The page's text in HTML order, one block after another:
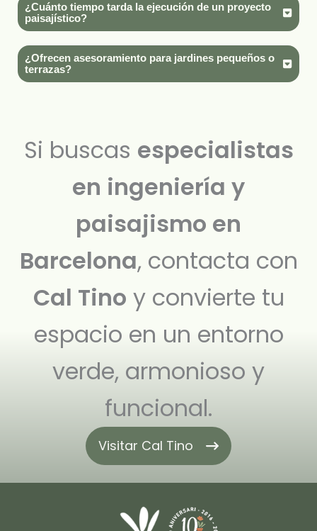
¿Cuánto tiempo tarda la ejecución de un proyecto
paisajístico?
¿Ofrecen asesoramiento para jardines pequeños o
terrazas?
Si buscas especialistas
en ingeniería y
paisajismo en
Barcelona, contacta con
Cal Tino y convierte tu
espacio en un entorno
verde, armonioso y
funcional.
Visitar Cal Tino